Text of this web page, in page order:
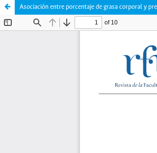
Asociación entre porcentaje de grasa corporal y